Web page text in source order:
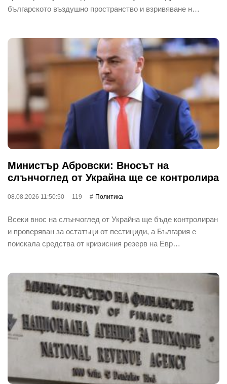
българското въздушно пространство и взривяване н…
Министър Абровски: Вносът на
слънчоглед от Украйна ще се контролира
08.08.2026 11:50:50 119 Политика
Всеки внос на слънчоглед от Украйна ще бъде контролиран
и проверяван за остатъци от пестициди, а България е
поискала средства от кризисния резерв на Евр…